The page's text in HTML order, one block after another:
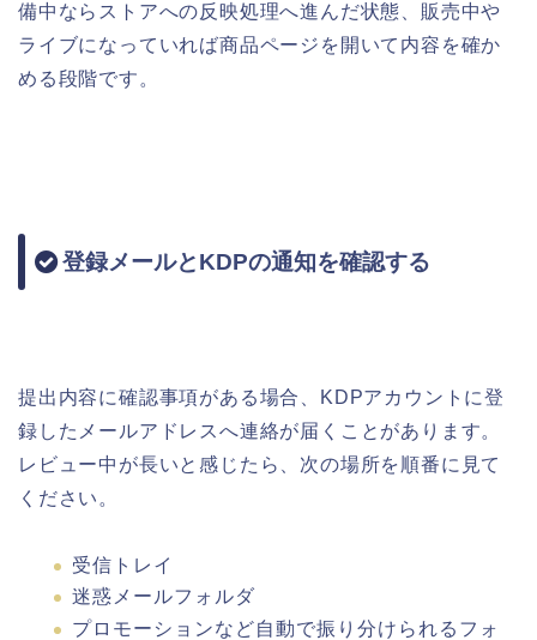
備中ならストアへの反映処理へ進んだ状態、販売中や
ライブになっていれば商品ページを開いて内容を確か
める段階です。
登録メールとKDPの通知を確認する
提出内容に確認事項がある場合、KDPアカウントに登
録したメールアドレスへ連絡が届くことがあります。
レビュー中が長いと感じたら、次の場所を順番に見て
ください。
受信トレイ
迷惑メールフォルダ
プロモーションなど自動で振り分けられるフォ